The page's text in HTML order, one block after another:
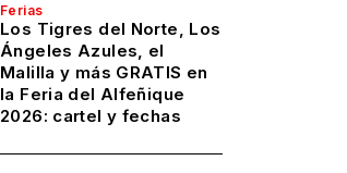
Ferias
Los Tigres del Norte, Los
Ángeles Azules, el
Malilla y más GRATIS en
la Feria del Alfeñique
2026: cartel y fechas